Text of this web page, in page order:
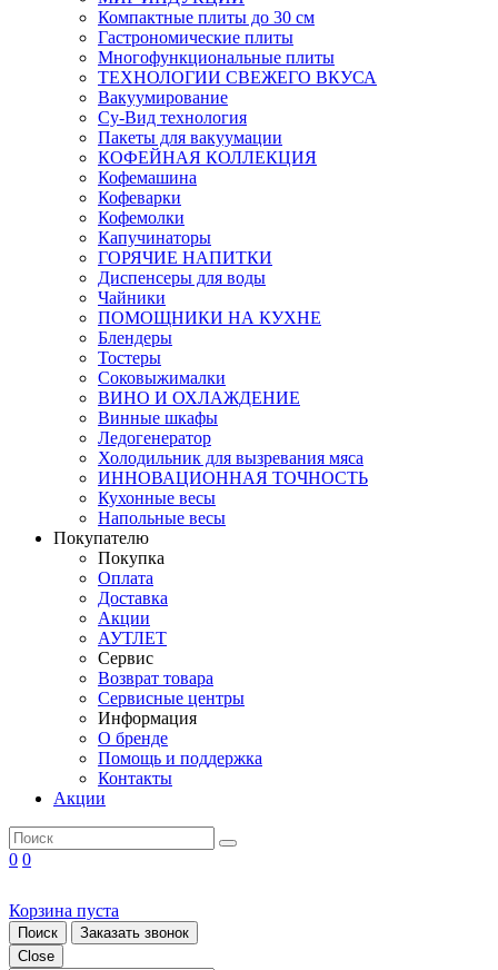
Компактные плиты до 30 см
Гастрономические плиты
Многофункциональные плиты
ТЕХНОЛОГИИ СВЕЖЕГО ВКУСА
Вакуумирование
Су-Вид технология
Пакеты для вакуумации
КОФЕЙНАЯ КОЛЛЕКЦИЯ
Кофемашина
Кофеварки
Кофемолки
Капучинаторы
ГОРЯЧИЕ НАПИТКИ
Диспенсеры для воды
Чайники
ПОМОЩНИКИ НА КУХНЕ
Блендеры
Тостеры
Соковыжималки
ВИНО И ОХЛАЖДЕНИЕ
Винные шкафы
Ледогенератор
Холодильник для вызревания мяса
ИННОВАЦИОННАЯ ТОЧНОСТЬ
Кухонные весы
Напольные весы
Покупателю
Покупка
Оплата
Доставка
Акции
АУТЛЕТ
Сервис
Возврат товара
Сервисные центры
Информация
О бренде
Помощь и поддержка
Контакты
Акции
0 0
Корзина пуста
Поиск
Заказать звонок
Close